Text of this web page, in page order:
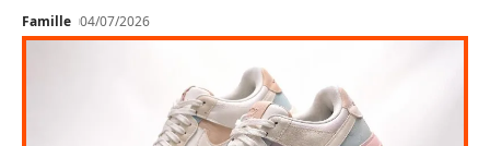
Famille 04/07/2026